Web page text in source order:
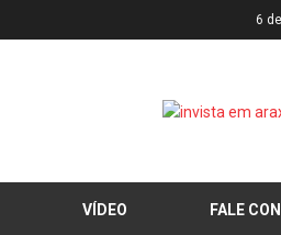
6
VÍDEO FALE